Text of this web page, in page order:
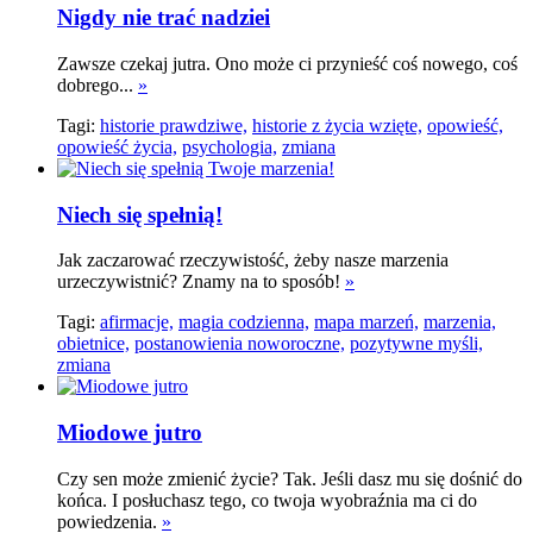
Nigdy nie trać nadziei
Zawsze czekaj jutra. Ono może ci przynieść coś nowego, coś
dobrego... »
Tagi: historie prawdziwe, historie z życia wzięte, opowieść,
opowieść życia, psychologia, zmiana
Niech się spełnią!
Jak zaczarować rzeczywistość, żeby nasze marzenia
urzeczywistnić? Znamy na to sposób! »
Tagi: afirmacje, magia codzienna, mapa marzeń, marzenia,
obietnice, postanowienia noworoczne, pozytywne myśli,
zmiana
Miodowe jutro
Czy sen może zmienić życie? Tak. Jeśli dasz mu się dośnić do
końca. I posłuchasz tego, co twoja wyobraźnia ma ci do
powiedzenia. »